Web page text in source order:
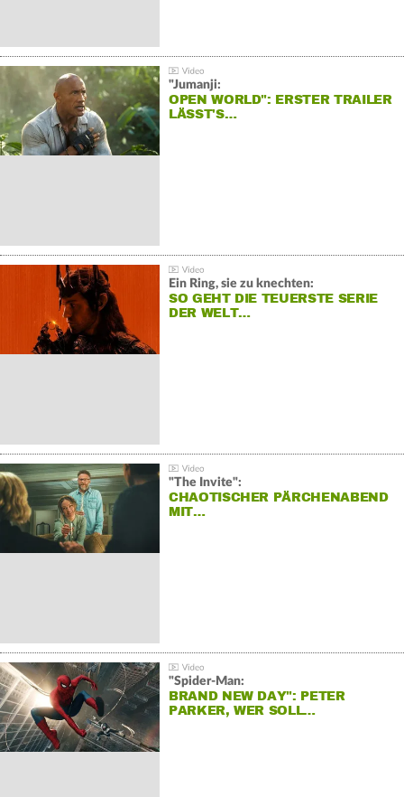
"Jumanji:
OPEN WORLD": ERSTER TRAILER
LÄSST'S…
Ein Ring, sie zu knechten:
SO GEHT DIE TEUERSTE SERIE
DER WELT…
"The Invite":
CHAOTISCHER PÄRCHENABEND
MIT…
"Spider-Man:
BRAND NEW DAY": PETER
PARKER, WER SOLL…